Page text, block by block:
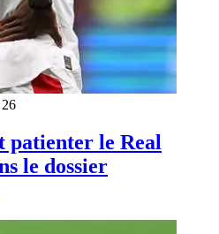
patienter le Real
le dossier